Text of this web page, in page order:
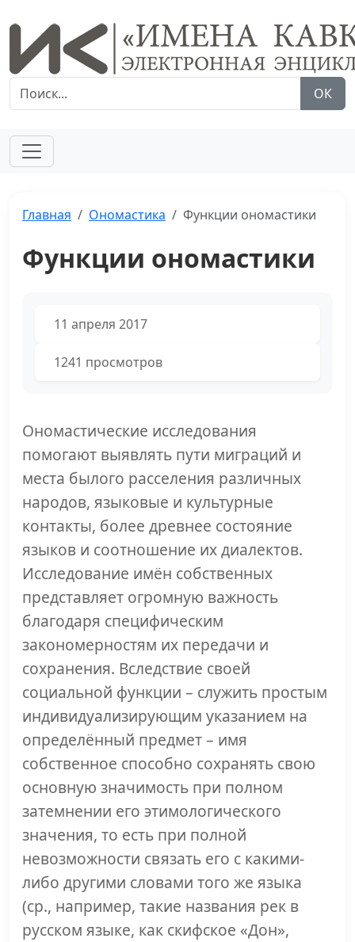
ОК
Главная Ономастика Функции ономастики
Функции ономастики
11 апреля 2017
1241 просмотров
Ономастические исследования
помогают выявлять пути миграций и
места былого расселения различных
народов, языковые и культурные
контакты, более древнее состояние
языков и соотношение их диалектов.
Исследование имён собственных
представляет огромную важность
благодаря специфическим
закономерностям их передачи и
сохранения. Вследствие своей
социальной функции – служить простым
индивидуализирующим указанием на
определённый предмет – имя
собственное способно сохранять свою
основную значимость при полном
затемнении его этимологического
значения, то есть при полной
невозможности связать его с какими-
либо другими словами того же языка
(ср., например, такие названия рек в
русском языке, как скифское «Дон»,